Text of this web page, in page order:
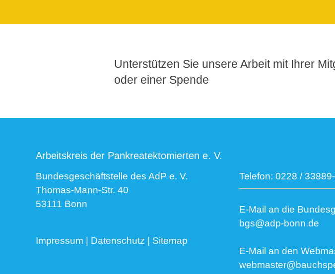
Unterstützen Sie unsere Arbeit mit Ihrer
oder einer Spende
Arbeitskreis der Pankreatektomierten e. V.
Bundesgeschäftstelle des AdP e. V.
Thomas-Mann-Str. 40
53111 Bonn
Impressum Datenschutz Sitemap
Telefon: 0228 /
E-Mail an die
bgs@adp-bonn.de
E-Mail an den